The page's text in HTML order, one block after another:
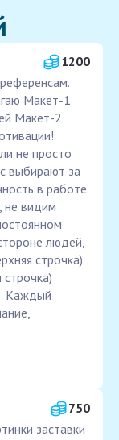
1200
Макет-1
Макет-2
не просто
выбирают за
в работе.
не видим
людей,
строчка)
Каждый
750
заставки